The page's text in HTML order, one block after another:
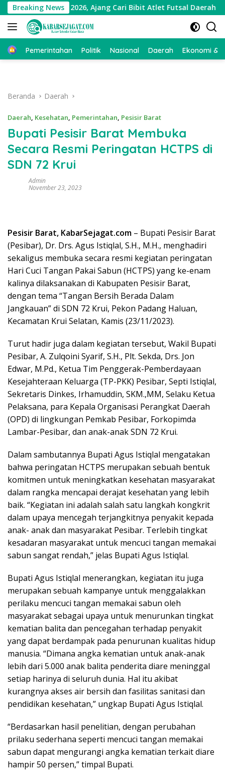
Langsung
ke
konten
Breaking News
Cup 2026, Ajang Cari Bibit Atlet Futsal Daerah
Beranda
Pemerintahan Politik Nasional Daerah Ekonomi &
Beranda Daerah
Daerah, Kesehatan, Pemerintahan, Pesisir Barat
Bupati Pesisir Barat Membuka
Secara Resmi Peringatan HCTPS di
SDN 72 Krui
Admin
November 23, 2023
Pesisir Barat, KabarSejagat.com – Bupati Pesisir Barat
(Pesibar), Dr. Drs. Agus Istiqlal, S.H., M.H., menghadiri
sekaligus membuka secara resmi kegiatan peringatan
Hari Cuci Tangan Pakai Sabun (HCTPS) yang ke-enam
kalinya dilaksanakan di Kabupaten Pesisir Barat,
dengan tema “Tangan Bersih Berada Dalam
Jangkauan” di SDN 72 Krui, Pekon Padang Haluan,
Kecamatan Krui Selatan, Kamis (23/11/2023).
Turut hadir juga dalam kegiatan tersebut, Wakil Bupati
Pesibar, A. Zulqoini Syarif, S.H., Plt. Sekda, Drs. Jon
Edwar, M.Pd., Ketua Tim Penggerak-Pemberdayaan
Kesejahteraan Keluarga (TP-PKK) Pesibar, Septi Istiqlal,
Sekretaris Dinkes, Irhamuddin, SKM.,MM, Selaku Ketua
Pelaksana, para Kepala Organisasi Perangkat Daerah
(OPD) di lingkungan Pemkab Pesibar, Forkopimda
Lambar-Pesibar, dan anak-anak SDN 72 Krui.
Dalam sambutannya Bupati Agus Istiqlal mengatakan
bahwa peringatan HCTPS merupakan sebuah bentuk
komitmen untuk meningkatkan kesehatan masyarakat
dalam rangka mencapai derajat kesehatan yang lebih
baik. “Kegiatan ini adalah salah satu langkah kongkrit
dalam upaya mencegah terjangkitnya penyakit kepada
anak- anak dan masyarakat Pesibar. Terlebih tingkat
kesadaran masyarakat untuk mencuci tangan memakai
sabun sangat rendah,” jelas Bupati Agus Istiqlal.
Bupati Agus Istiqlal menerangkan, kegiatan itu juga
merupakan sebuah kampanye untuk menggalakkan
perilaku mencuci tangan memakai sabun oleh
masyarakat sebagai upaya untuk menurunkan tingkat
kematian balita dan pencegahan terhadap penyakit
yang dapat berdampak pada penurunan kualitas hidup
manusia. “Dimana angka kematian untuk anak-anak
lebih dari 5.000 anak balita penderita diare meninggal
setiap harinya di seluruh dunia. Hal itu akibat
kurangnya akses air bersih dan fasilitas sanitasi dan
pendidikan kesehatan,” ungkap Bupati Agus Istiqlal.
“Berdasarkan hasil penelitian, dengan perubahan
prilaku sederhana seperti mencuci tangan memakai
sabun dapat mengurangi angka kematian terkait diare
hampir 50 persen,” timpal Bupati.